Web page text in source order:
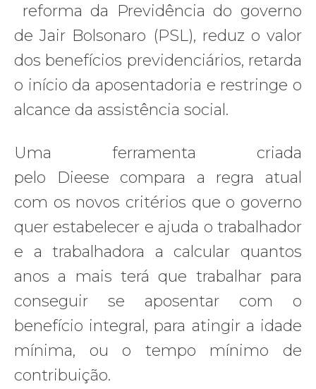
reforma da Previdência do governo
de Jair Bolsonaro (PSL), reduz o valor
dos benefícios previdenciários, retarda
o início da aposentadoria e restringe o
alcance da assistência social.
Uma ferramenta criada
pelo Dieese compara a regra atual
com os novos critérios que o governo
quer estabelecer e ajuda o trabalhador
e a trabalhadora a calcular quantos
anos a mais terá que trabalhar para
conseguir se aposentar com o
benefício integral, para atingir a idade
mínima, ou o tempo mínimo de
contribuição.